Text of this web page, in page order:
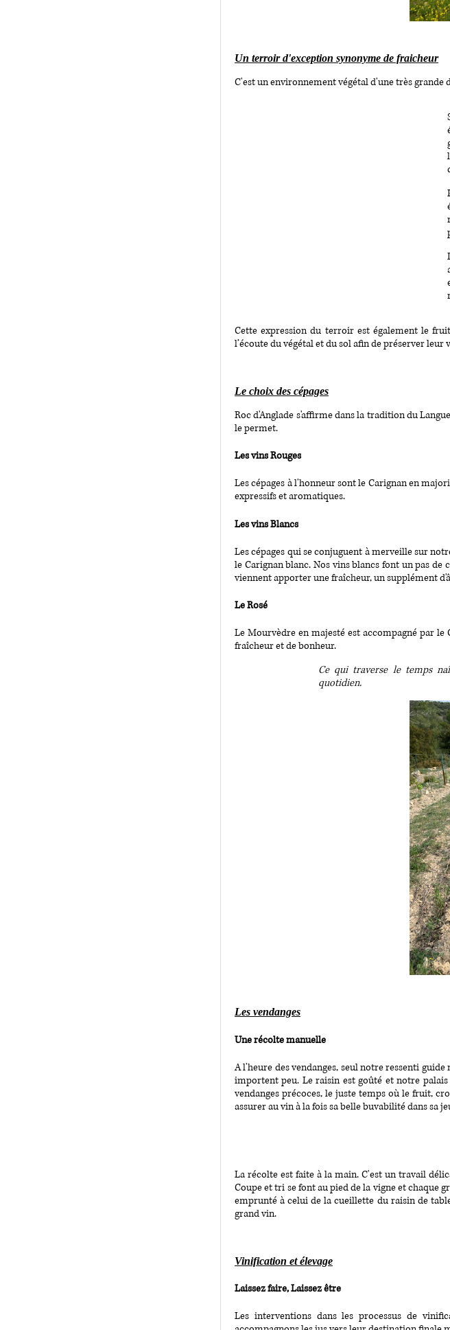
Un terroir d'exception synonyme de fraicheur
C'est un environnement végétal d'une très grande
Cette expression du terroir est également le
l’écoute du végétal et du sol afin de préserver leur
Le choix des cépages
Roc d'Anglade s'affirme dans la tradition du
le permet.
Les vins Rouges
Les cépages à l'honneur sont le Carignan en
expressifs et aromatiques.
Les vins Blancs
Les cépages qui se conjuguent à merveille sur
le Carignan blanc. Nos vins blancs font un pas de
viennent apporter une fraîcheur, un supplément
Le Rosé
Le Mourvèdre en majesté est accompagné par le
fraîcheur et de bonheur.
Ce qui traverse le temps
quotidien.
Les vendanges
Une récolte manuelle
A l'heure des vendanges, seul notre ressenti
importent peu. Le raisin est goûté et notre
vendanges précoces, le juste temps où le fruit,
assurer au vin à la fois sa belle buvabilité dans sa
La récolte est faite à la main. C'est un travail
Coupe et tri se font au pied de la vigne et chaque
emprunté à celui de la cueillette du raisin de
grand vin.
Vinification et élevage
Laissez faire, Laissez être
Les interventions dans les processus de